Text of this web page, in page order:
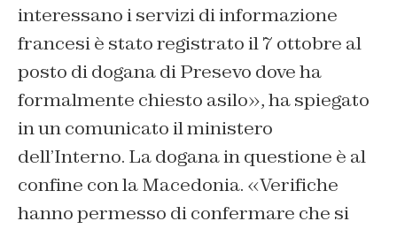
interessano i servizi di informazione
francesi è stato registrato il 7 ottobre al
posto di dogana di Presevo dove ha
formalmente chiesto asilo», ha spiegato
in un comunicato il ministero
dell’Interno. La dogana in questione è al
confine con la Macedonia. «Verifiche
hanno permesso di confermare che si